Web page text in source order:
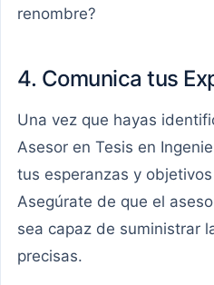
renombre?
4. Comunica tus
Una vez que hayas
Asesor en Tesis en
tus esperanzas y
Asegúrate de que el
sea capaz de suministrar
precisas.